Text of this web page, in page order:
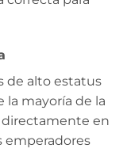
de alto estatus
la mayoría de la
directamente en
emperadores